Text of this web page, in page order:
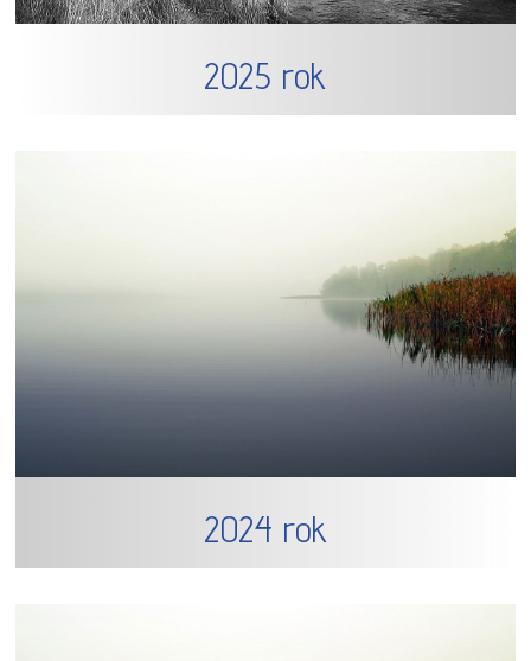
2025 rok
2024 rok